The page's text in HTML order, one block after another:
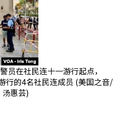
员在社民连十一游行起点，
行的4名社民连成员 (美国之音/
汤惠芸)